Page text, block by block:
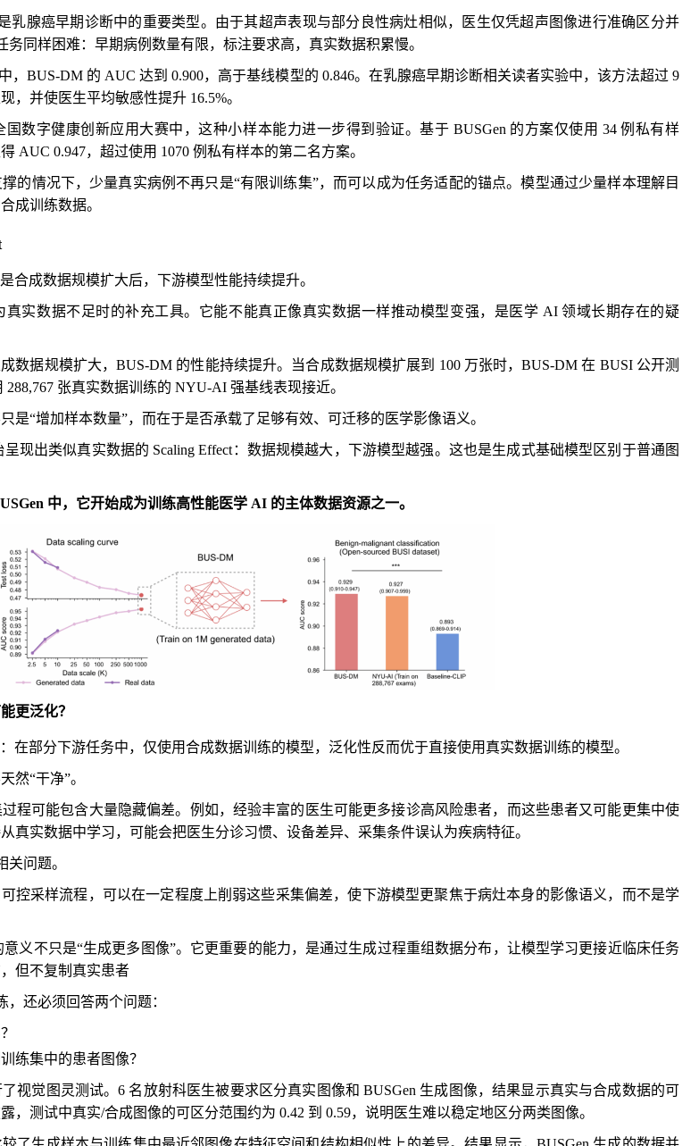
乳腺癌早期诊断中的重要类型。由于其超声表现与部分良性病灶相似，医生仅凭超声图像进行准确区分并
同样困难：早期病例数量有限，标注要求高，真实数据积累慢。
，BUS-DM 的 AUC 达到 0.900，高于基线模型的 0.846。在乳腺癌早期诊断相关读者实验中，该方法超过 9
，并使医生平均敏感性提升 16.5%。
数字健康创新应用大赛中，这种小样本能力进一步得到验证。基于 BUSGen 的方案仅使用 34 例私有样
AUC 0.947，超过使用 1070 例私有样本的第二名方案。
的情况下，少量真实病例不再只是“有限训练集”，而可以成为任务适配的锚点。模型通过少量样本理解目
成训练数据。
合成数据规模扩大后，下游模型性能持续提升。
真实数据不足时的补充工具。它能不能真正像真实数据一样推动模型变强，是医学 AI 领域长期存在的疑
数据规模扩大，BUS-DM 的性能持续提升。当合成数据规模扩展到 100 万张时，BUS-DM 在 BUSI 公开测
张真实数据训练的 NYU-AI 强基线表现接近。
是“增加样本数量”，而在于是否承载了足够有效、可迁移的医学影像语义。
现出类似真实数据的 Scaling Effect：数据规模越大，下游模型越强。这也是生成式基础模型区别于普通图
中，它开始成为训练高性能医学 AI 的主体数据资源之一。
更泛化？
在部分下游任务中，仅使用合成数据训练的模型，泛化性反而优于直接使用真实数据训练的模型。
然“干净”。
程可能包含大量隐藏偏差。例如，经验丰富的医生可能更多接诊高风险患者，而这些患者又可能更集中使
真实数据中学习，可能会把医生分诊习惯、设备差异、采集条件误认为疾病特征。
问题。
控采样流程，可以在一定程度上削弱这些采集偏差，使下游模型更聚焦于病灶本身的影像语义，而不是学
意义不只是“生成更多图像”。它更重要的能力，是通过生成过程重组数据分布，让模型学习更接近临床任务
但不复制真实患者
还必须回答两个问题：
练集中的患者图像？
视觉图灵测试。6 名放射科医生被要求区分真实图像和 BUSGen 生成图像，结果显示真实与合成数据的可
，测试中真实/合成图像的可区分范围约为 0.42 到 0.59，说明医生难以稳定地区分两类图像。